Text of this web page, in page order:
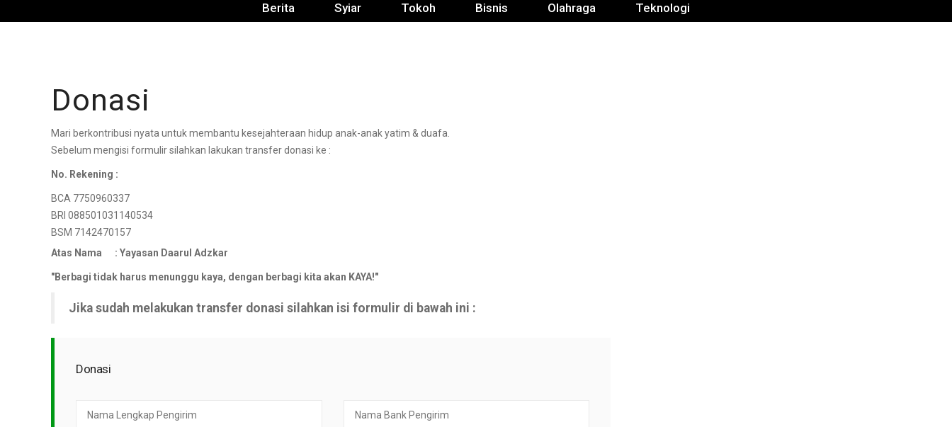
Berita Syiar Tokoh Bisnis Olahraga Teknologi
Donasi
Mari berkontribusi nyata untuk membantu kesejahteraan hidup anak-anak yatim & duafa.
Sebelum mengisi formulir silahkan lakukan transfer donasi ke :
No. Rekening :
BCA 7750960337
BRI 088501031140534
BSM 7142470157
Atas Nama : Yayasan Daarul Adzkar
"Berbagi tidak harus menunggu kaya, dengan berbagi kita akan KAYA!"
Jika sudah melakukan transfer donasi silahkan isi formulir di bawah ini :
Donasi